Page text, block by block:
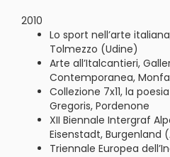
2010
Lo sport nell’arte
Tolmezzo (Udine)
Arte all’Italcantieri,
Contemporanea,
Collezione 7x11, la
Gregoris, Pordenone
XII Biennale Intergraf
Eisenstadt, Burgenland
Triennale Europea